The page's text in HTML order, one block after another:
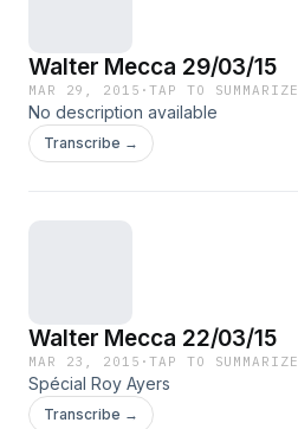
Walter Mecca 29/03/15
MAR 29, 2015 ·TAP TO SUMMARIZE
No description available
Transcribe →
Walter Mecca 22/03/15
MAR 23, 2015 ·TAP TO SUMMARIZE
Spécial Roy Ayers
Transcribe →